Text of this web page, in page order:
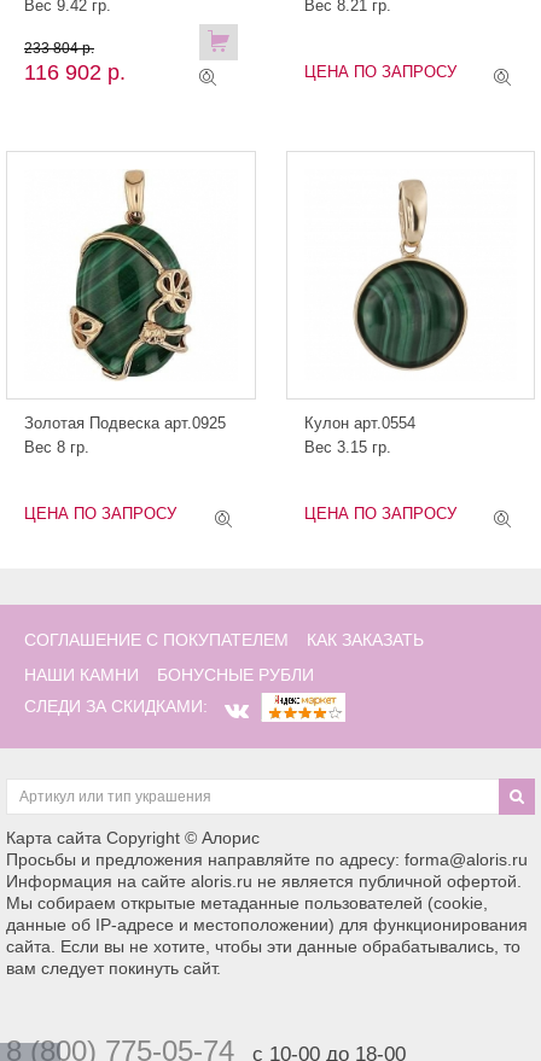
Вес 9.42 гр.
116 902 р.
233 804 р.
Вес 8.21 гр.
ЦЕНА ПО ЗАПРОСУ
Золотая Подвеска арт.0925
Вес 8 гр.
ЦЕНА ПО ЗАПРОСУ
Кулон арт.0554
Вес 3.15 гр.
ЦЕНА ПО ЗАПРОСУ
СОГЛАШЕНИЕ С ПОКУПАТЕЛЕМ
КАК ЗАКАЗАТЬ
НАШИ КАМНИ
БОНУСНЫЕ РУБЛИ
СЛЕДИ ЗА СКИДКАМИ:
Карта сайта Copyright © Алорис
Просьбы и предложения направляйте по адресу: forma@aloris.ru
Информация на сайте aloris.ru не является публичной офертой.
Мы собираем открытые метаданные пользователей (cookie,
данные об IP-адресе и местоположении) для функционирования
сайта. Если вы не хотите, чтобы эти данные обрабатывались, то
вам следует покинуть сайт.
8 (800) 775-05-74 с 10-00 до 18-00